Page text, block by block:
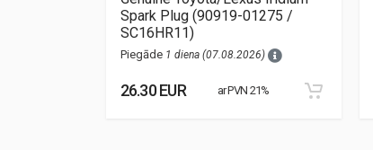
Spark Plug (90919-01275 /
SC16HR11)
Piegāde 1 diena (07.08.2026)
26.30 EUR ar PVN 21%